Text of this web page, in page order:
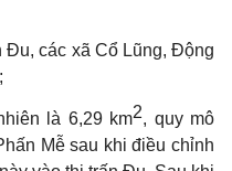
Đu,các xã Cổ Lũng, Động
;
là 6,29 km2, quy mô
Mễsau khi điều chỉnh